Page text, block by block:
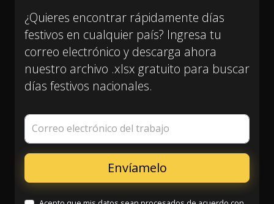
¿Quieres encontrar rápidamente días
festivos en cualquier país? Ingresa tu
correo electrónico y descarga ahora
nuestro archivo .xlsx gratuito para buscar
días festivos nacionales.
Correo electrónico del trabajo